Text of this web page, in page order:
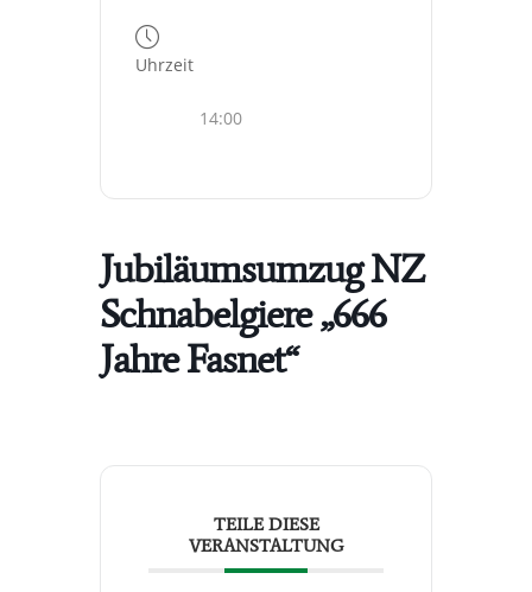
Uhrzeit
14:00
Jubiläumsumzug NZ
Schnabelgiere „666
Jahre Fasnet“
TEILE DIESE
VERANSTALTUNG